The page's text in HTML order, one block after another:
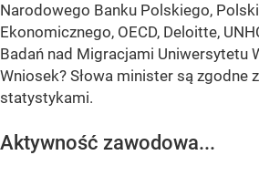
Narodowego Banku Polskiego,
Ekonomicznego, OECD, Deloitte,
Badań nad Migracjami Uniwersytetu
Wniosek? Słowa minister są zgodne
statystykami.
Aktywność zawodowa...